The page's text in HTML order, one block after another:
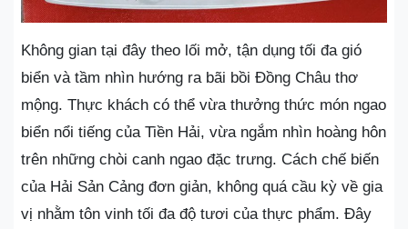
Không gian tại đây theo lối mở, tận dụng tối đa gió
biển và tầm nhìn hướng ra bãi bồi Đồng Châu thơ
mộng. Thực khách có thể vừa thưởng thức món ngao
biển nổi tiếng của Tiền Hải, vừa ngắm nhìn hoàng hôn
trên những chòi canh ngao đặc trưng. Cách chế biến
của Hải Sản Cảng đơn giản, không quá cầu kỳ về gia
vị nhằm tôn vinh tối đa độ tươi của thực phẩm. Đây